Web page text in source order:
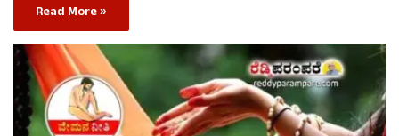
Read More »